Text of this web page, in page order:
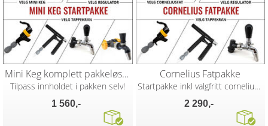
Mini Keg komplett pakkeløsning
Tilpass innholdet i pakken selv!
1 560,-
Cornelius Fatpakke
Startpakke inkl valgfritt corneliusfat
2 290,-